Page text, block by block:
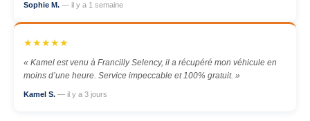
Sophie M. — il y a 1 semaine
★★★★★
« Kamel est venu à Francilly Selency, il a récupéré mon véhicule en
moins d’une heure. Service impeccable et 100% gratuit. »
Kamel S. — il y a 3 jours